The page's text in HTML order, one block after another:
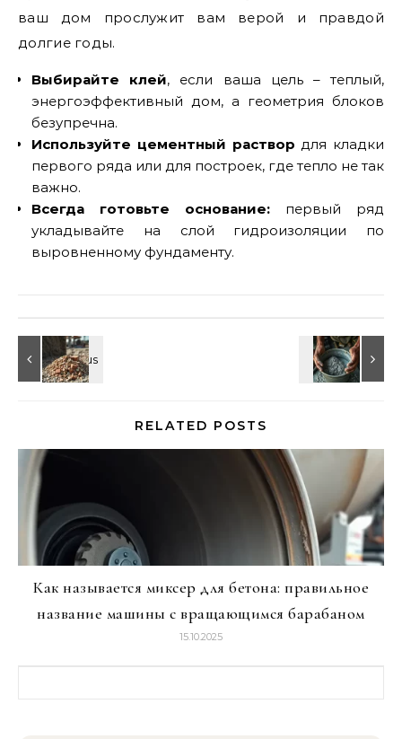
ваш дом прослужит вам верой и правдой
долгие годы.
Выбирайте клей, если ваша цель – теплый,
энергоэффективный дом, а геометрия блоков
безупречна.
Используйте цементный раствор для кладки
первого ряда или для построек, где тепло не так
важно.
Всегда готовьте основание: первый ряд
укладывайте на слой гидроизоляции по
выровненному фундаменту.
RELATED POSTS
Как называется миксер для бетона: правильное
название машины с вращающимся барабаном
15.10.2025